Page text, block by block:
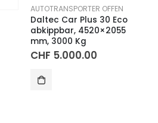
AUTOTRANSPORTER OFFEN
Daltec Car Plus 30 Eco
abkippbar, 4520×2055
mm, 3000 Kg
CHF 5.000.00